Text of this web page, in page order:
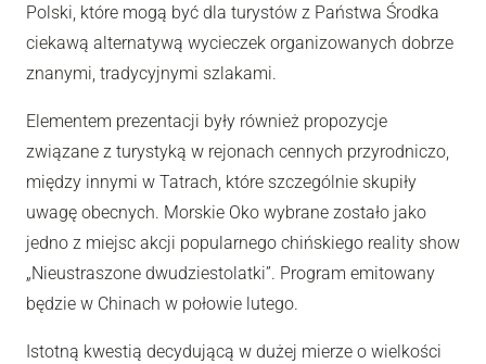
Polski, które mogą być dla turystów z Państwa Środka
ciekawą alternatywą wycieczek organizowanych dobrze
znanymi, tradycyjnymi szlakami.
Elementem prezentacji były również propozycje
związane z turystyką w rejonach cennych przyrodniczo,
między innymi w Tatrach, które szczególnie skupiły
uwagę obecnych. Morskie Oko wybrane zostało jako
jedno z miejsc akcji popularnego chińskiego reality show
„Nieustraszone dwudziestolatki”. Program emitowany
będzie w Chinach w połowie lutego.
Istotną kwestią decydującą w dużej mierze o wielkości